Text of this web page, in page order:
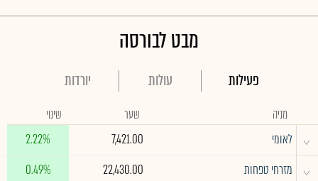
מבט לבורסה
פעילות עולות יורדות
מניה שער שינוי
^ לאומי 7,421.00
2.22%
^ מזרחי טפחות 22,430.00
0.49%